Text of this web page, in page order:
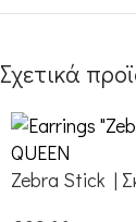
Σχετικά
Zebra Stick |